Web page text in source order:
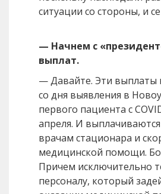
ситуации со стороны, и
— Начнем с
выплат.
— Давайте. Эти выплаты
со дня выявления в
первого пациента с
апреля. И
врачам стационара и
медицинской помощи.
Причем исключительно
персоналу, который